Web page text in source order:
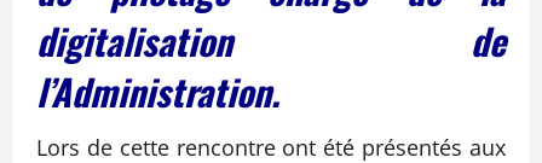
digitalisation de
l’Administration.
Lors de cette rencontre ont été présentés aux